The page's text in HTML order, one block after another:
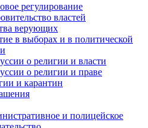
регулирование
властей
верующих
в выборах и в политической
о религии и власти
о религии и праве
и карантин
и полицейское